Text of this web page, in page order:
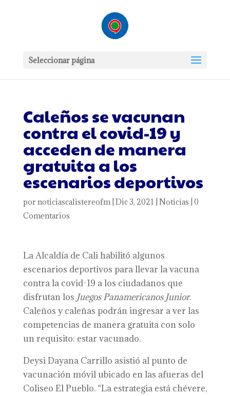
Seleccionar página
Caleños se vacunan
contra el covid-19 y
acceden de manera
gratuita a los
escenarios deportivos
por noticiascalistereofm| Dic 3, 2021 Noticias 0
Comentarios
La Alcaldía de Cali habilitó algunos
escenarios deportivos para llevar la vacuna
contra la covid-19 a los ciudadanos que
disfrutan los Juegos Panamericanos Junior.
Caleños y caleñas podrán ingresar a ver las
competencias de manera gratuita con solo
un requisito: estar vacunado.
Deysi Dayana Carrillo asistió al punto de
vacunación móvil ubicado en las afueras del
Coliseo El Pueblo. “La estrategia está chévere,